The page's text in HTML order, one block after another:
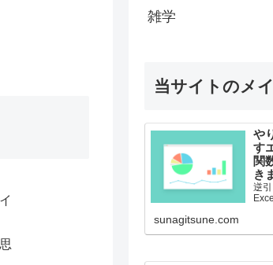
雑学
当サイトのメ
や
す
関
き
逆
sunagitsune.com